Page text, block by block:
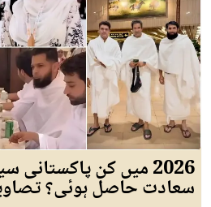
2026 میں کن
سعادت حاصل ہوئی؟